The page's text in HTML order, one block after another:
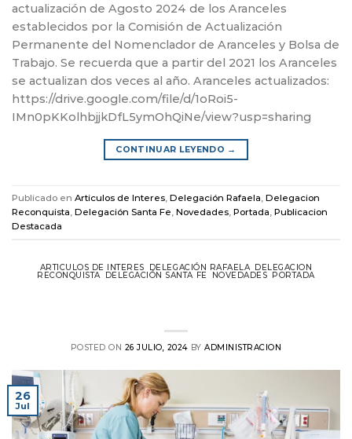
actualización de Agosto 2024 de los Aranceles
establecidos por la Comisión de Actualización
Permanente del Nomenclador de Aranceles y Bolsa de
Trabajo. Se recuerda que a partir del 2021 los Aranceles
se actualizan dos veces al año. Aranceles actualizados:
https://drive.google.com/file/d/1oRoi5-
IMn0pKKolhbjjkDfL5ymOhQiNe/view?usp=sharing
CONTINUAR LEYENDO →
Publicado en Articulos de Interes, Delegación Rafaela, Delegacion
Reconquista, Delegación Santa Fe, Novedades, Portada, Publicacion
Destacada
ARTICULOS DE INTERES DELEGACIÓN RAFAELA DELEGACION
RECONQUISTA, DELEGACIÓN SANTA FE NOVEDADES PORTADA
POSTED ON 26 JULIO, 2024 BYADMINISTRACION
26
Jul